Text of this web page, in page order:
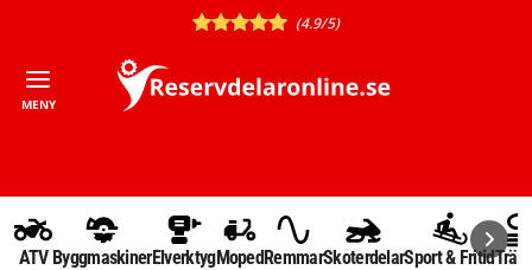
(4.9/5)
MENY
ATV ByggmaskinerElverktygMopedRemmarSkoterdelarSport & Fritid